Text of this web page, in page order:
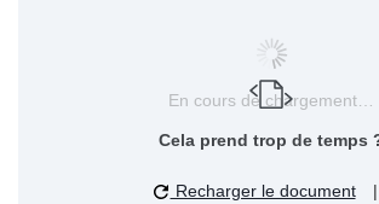
En cours de chargement…
Cela prend trop de temps
Recharger le document
|